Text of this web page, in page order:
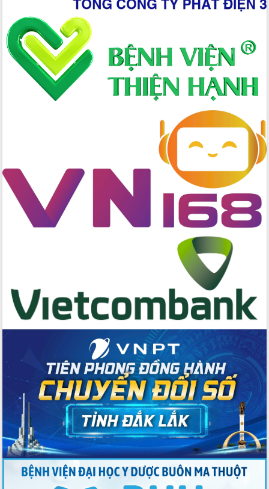
Triển khai đồng bộ đo đạc, lập hồ sơ
địa chính, hoàn thiện cơ sở dữ liệu đất
đai
Ứng dụng sinh trắc học - Bước tiến
trong hành trình chuyển đổi số tại Đắk
Lắk
Đắk Lắk nâng cao hiệu quả công tác
Đảng từ Sổ tay đảng viên điện tử
cấp xã
Đắk Lắk phát động hưởng ứng Ngày
Quyền của người tiêu dùng Việt Nam
2026
Đẩy mạnh cải cách hành chính, quyết
Phó Bí thư Tỉnh ủy Đắk Lắk Đỗ Hữu
Huy giữ chức Bí thư Đảng ủy Ủy Ban
Nhân dân tỉnh
Chuyển đổi số thư viện: Mở rộng
không gian tri thức trong thời đại số
Đánh giá, rút kinh nghiệm công tác tổ
chức diễn tập trước ngày bầu cử
Chương trình “Gặp gỡ hữu nghị –
Friendship Meeting New Year 2026”
Bầu cử Quốc hội và HĐND: Cử tri Đắk
Lắk gửi gắm niềm tin, kỳ vọng vào lá
phiếu
Đắk Lắk sẵn sàng các điều kiện cho